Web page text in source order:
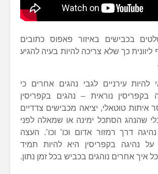
בכבישים באיזור פאפוס כתובים
ליוונית כך שלא צריכה להיות בעיה להגיע
עירניים לגבי נהגים אחרים כי
בקפריסין נוראית – נהגים בקפריסין
איתות טוטאלי, יציאה מכבישים צדדיים
שהנהג הסתכל ימינה או שמאלה לפני
דרך רמזור אדום וכו’ וכו’. העצה
על נהיגה בקפריסין היא להיות תמיד
איך אחרים נוהגים בכביש בכל זמן נתון.